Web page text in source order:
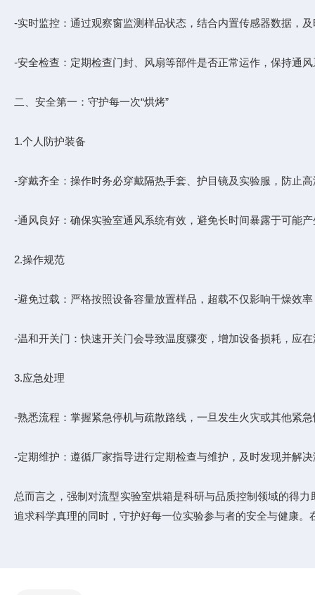
-实时监控：通过观察窗监测样品状态，结合内置传感器数据，
-安全检查：定期检查门封、风扇等部件是否正常运作，保持通
二、安全第一：守护每一次“烘烤”
1.个人防护装备
-穿戴齐全：操作时务必穿戴隔热手套、护目镜及实验服，防止
-通风良好：确保实验室通风系统有效，避免长时间暴露于可能
2.操作规范
-避免过载：严格按照设备容量放置样品，超载不仅影响干燥效
-温和开关门：快速开关门会导致温度骤变，增加设备损耗，应
3.应急处理
-熟悉流程：掌握紧急停机与疏散路线，一旦发生火灾或其他紧
-定期维护：遵循厂家指导进行定期检查与维护，及时发现并解
总而言之，强制对流型实验室烘箱是科研与品质控制领域的得
追求科学真理的同时，守护好每一位实验参与者的安全与健康